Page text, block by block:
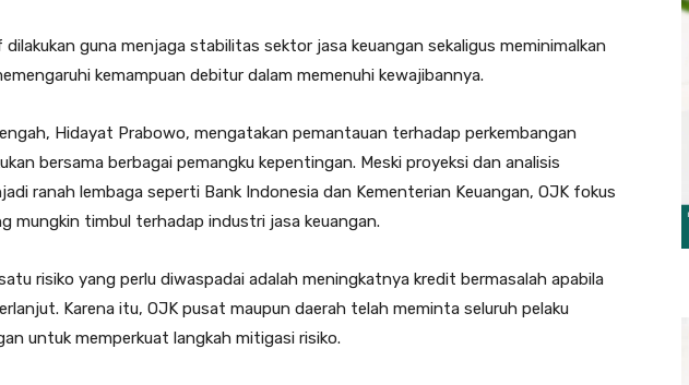
guna menjaga stabilitas sektor jasa keuangan sekaligus meminimalkan
kemampuan debitur dalam memenuhi kewajibannya.
Hidayat Prabowo, mengatakan pemantauan terhadap perkembangan
bersama berbagai pemangku kepentingan. Meski proyeksi dan analisis
ranah lembaga seperti Bank Indonesia dan Kementerian Keuangan, OJK fokus
mungkin timbul terhadap industri jasa keuangan.
risiko yang perlu diwaspadai adalah meningkatnya kredit bermasalah apabila
Karena itu, OJK pusat maupun daerah telah meminta seluruh pelaku
untuk memperkuat langkah mitigasi risiko.